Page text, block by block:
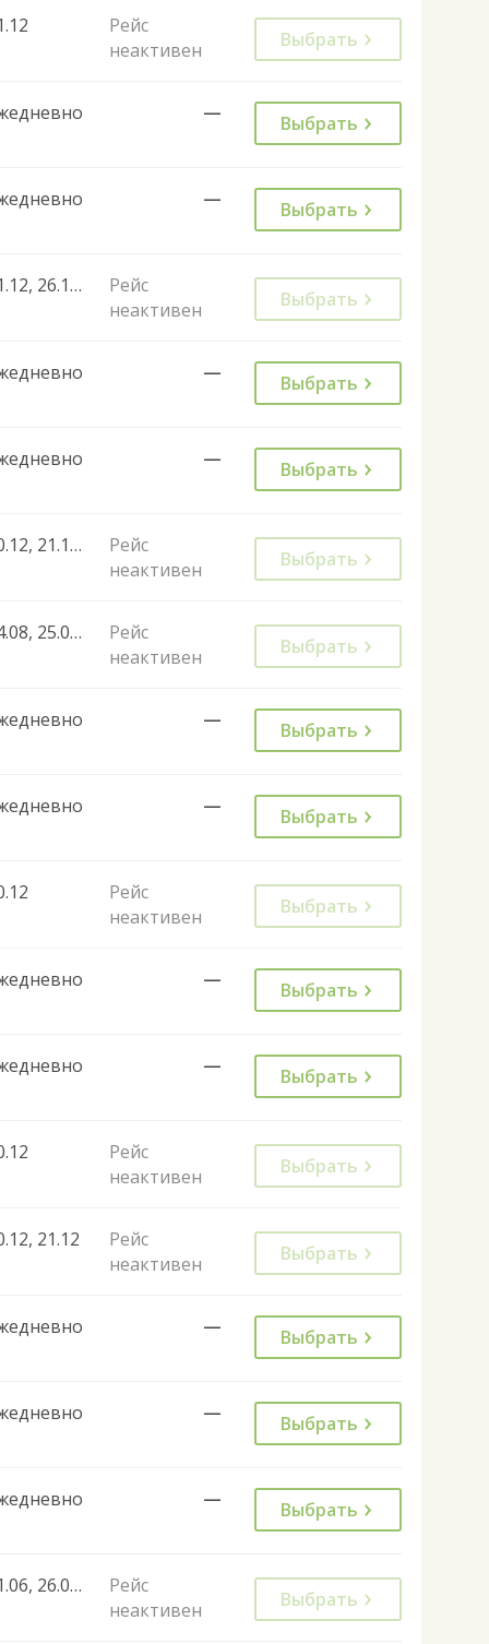
Рейс
неактивен
Выбрать
— Выбрать
— Выбрать
21.12, 26.12, 19.12, 20.12
Рейс
неактивен
Выбрать
— Выбрать
— Выбрать
20.12, 21.12, 23.12, 25.12, 26.12, 19.12, 24.12, 27.12, 28.12, 22.12
Рейс
неактивен
Выбрать
24.08, 25.08, 23.08, 30.08, 12.04, 13.07, 20.07, 24.07
Рейс
неактивен
Выбрать
— Выбрать
— Выбрать
Рейс
неактивен
Выбрать
— Выбрать
— Выбрать
Рейс
неактивен
Выбрать
21.12
Рейс
неактивен
Выбрать
— Выбрать
— Выбрать
— Выбрать
21.06, 26.06, 02.07
Рейс
неактивен
Выбрать